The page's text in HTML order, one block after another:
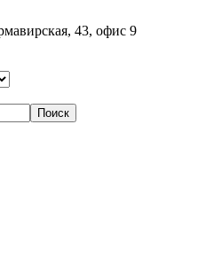
43, офис 9